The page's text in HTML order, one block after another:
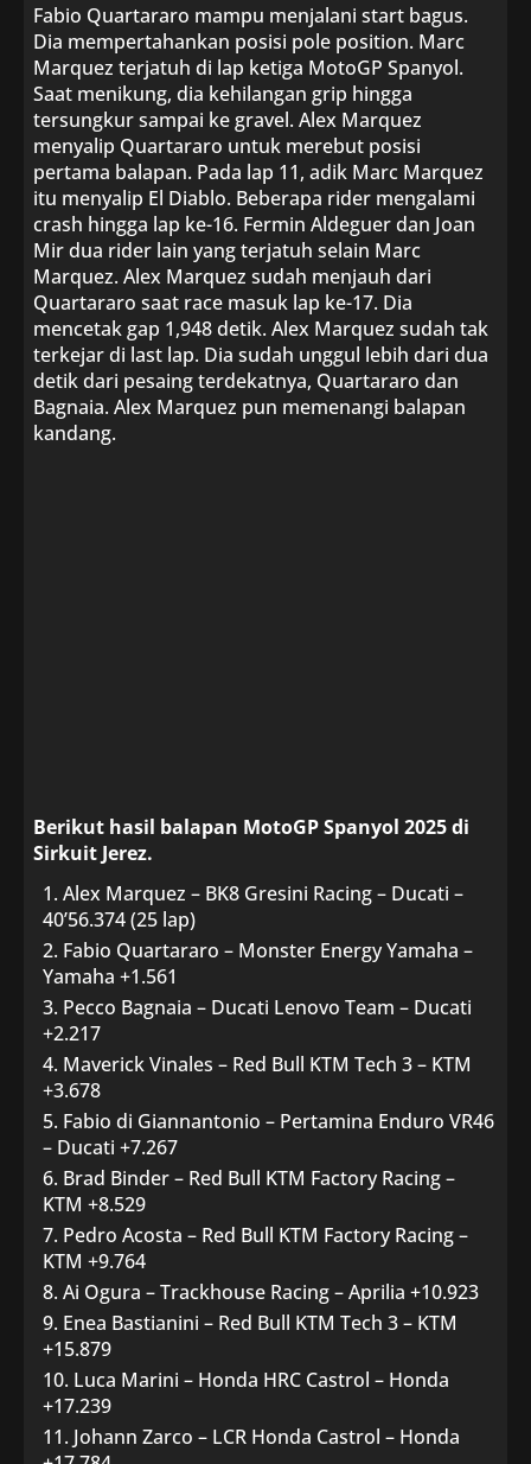
Fabio Quartararo mampu menjalani start bagus.
Dia mempertahankan posisi pole position. Marc
Marquez terjatuh di lap ketiga MotoGP Spanyol.
Saat menikung, dia kehilangan grip hingga
tersungkur sampai ke gravel. Alex Marquez
menyalip Quartararo untuk merebut posisi
pertama balapan. Pada lap 11, adik Marc Marquez
itu menyalip El Diablo. Beberapa rider mengalami
crash hingga lap ke-16. Fermin Aldeguer dan Joan
Mir dua rider lain yang terjatuh selain Marc
Marquez. Alex Marquez sudah menjauh dari
Quartararo saat race masuk lap ke-17. Dia
mencetak gap 1,948 detik. Alex Marquez sudah tak
terkejar di last lap. Dia sudah unggul lebih dari dua
detik dari pesaing terdekatnya, Quartararo dan
Bagnaia. Alex Marquez pun memenangi balapan
kandang.
Berikut hasil balapan MotoGP Spanyol 2025 di
Sirkuit Jerez.
Alex Marquez – BK8 Gresini Racing – Ducati –
40’56.374 (25 lap)
Fabio Quartararo – Monster Energy Yamaha –
Yamaha +1.561
Pecco Bagnaia – Ducati Lenovo Team – Ducati
+2.217
Maverick Vinales – Red Bull KTM Tech 3 – KTM
+3.678
Fabio di Giannantonio – Pertamina Enduro VR46
– Ducati +7.267
Brad Binder – Red Bull KTM Factory Racing –
KTM +8.529
Pedro Acosta – Red Bull KTM Factory Racing –
KTM +9.764
Ai Ogura – Trackhouse Racing – Aprilia +10.923
Enea Bastianini – Red Bull KTM Tech 3 – KTM
+15.879
Luca Marini – Honda HRC Castrol – Honda
+17.239
Johann Zarco – LCR Honda Castrol – Honda